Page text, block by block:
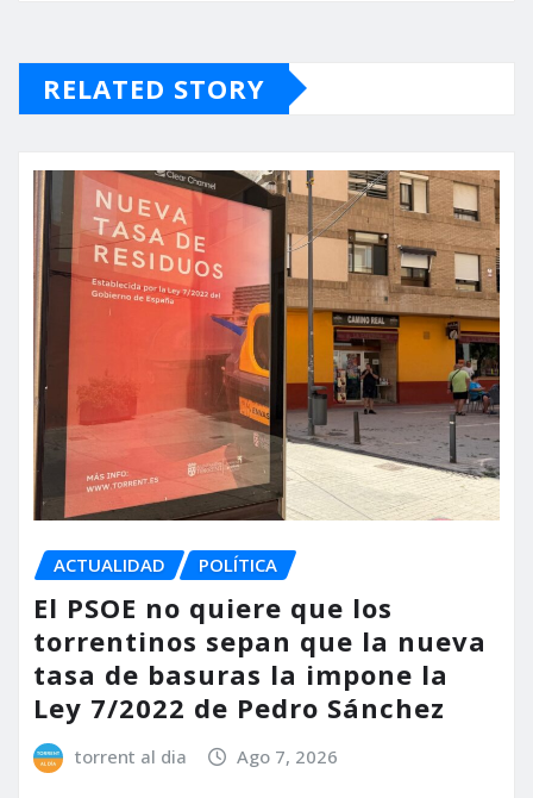
RELATED STORY
ACTUALIDAD POLÍTICA
El PSOE no quiere que los
torrentinos sepan que la nueva
tasa de basuras la impone la
Ley 7/2022 de Pedro Sánchez
torrent al dia Ago 7, 2026